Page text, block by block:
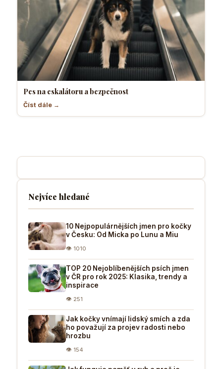
Pes na eskalátoru a bezpečnost
Číst dále →
Nejvíce hledané
10 Nejpopulárnějších jmen pro kočky
v Česku: Od Micka po Lunu a Miu
👁 1010
TOP 20 Nejoblíbenějších psích jmen
v ČR pro rok 2025: Klasika, trendy a
inspirace
👁 251
Jak kočky vnímají lidský smích a zda
ho považují za projev radosti nebo
hrozbu
👁 154